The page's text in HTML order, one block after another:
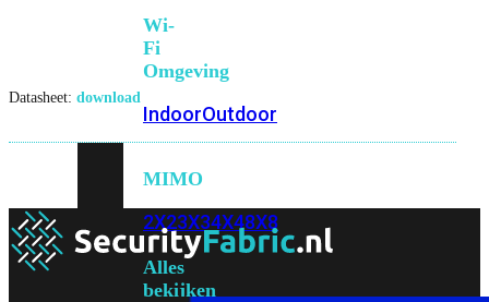
Wi-
Fi
Omgeving
IndoorOutdoor
MIMO
2X23X34X48X8
Alles
bekijken
Datasheet: download